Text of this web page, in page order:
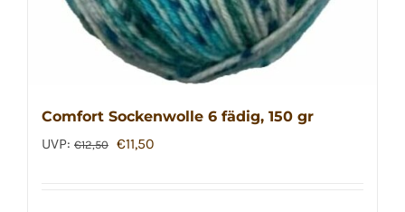
Comfort Sockenwolle 6 fädig, 150 gr
UVP: €12,50 Ursprünglicher
€11,50